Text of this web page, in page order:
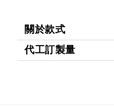
關於款式
代工訂製量